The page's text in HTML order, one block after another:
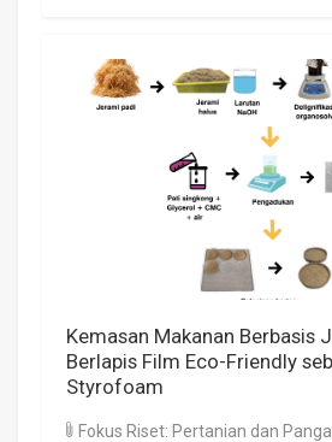
Kemasan Makanan Berbasis
Berlapis Film Eco-Friendly
Styrofoam
Fokus Riset: Pertanian dan